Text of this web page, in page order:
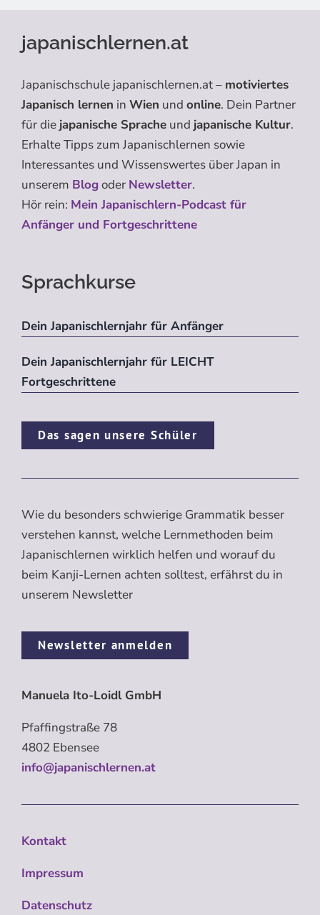
japanischlernen.at
Japanischschule japanischlernen.at – motiviertes
Japanisch lernen in Wien und online. Dein Partner
für die japanische Sprache und japanische Kultur.
Erhalte Tipps zum Japanischlernen sowie
Interessantes und Wissenswertes über Japan in
unserem Blogoder Newsletter.
Hör rein: Mein Japanischlern-Podcast für
Anfänger und Fortgeschrittene
Sprachkurse
Dein Japanischlernjahr für Anfänger
Dein Japanischlernjahr für LEICHT
Fortgeschrittene
Das sagen unsere Schüler
Wie du besonders schwierige Grammatik besser
verstehen kannst, welche Lernmethoden beim
Japanischlernen wirklich helfen und worauf du
beim Kanji-Lernen achten solltest, erfährst du in
unserem Newsletter
Newsletter anmelden
Manuela Ito-Loidl GmbH
Pfaffingstraße 78
4802 Ebensee
info@japanischlernen.at
Kontakt
Impressum
Datenschutz